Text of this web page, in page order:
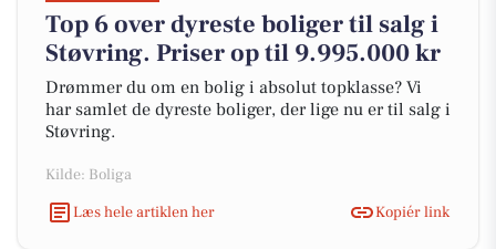
Top 6 over dyreste boliger til salg i
Støvring. Priser op til 9.995.000 kr
Drømmer du om en bolig i absolut topklasse? Vi
har samlet de dyreste boliger, der lige nu er til salg i
Støvring.
Kilde: Boliga
Læs hele artiklen her
Kopiér link